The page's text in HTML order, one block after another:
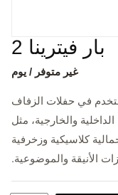
بار فيترينا 2
غير متوفر / يوم
في حفلات الزفاف
والخارجية، مثل
كلاسيكية وزخرفية
الأنيقة والموضوعية.